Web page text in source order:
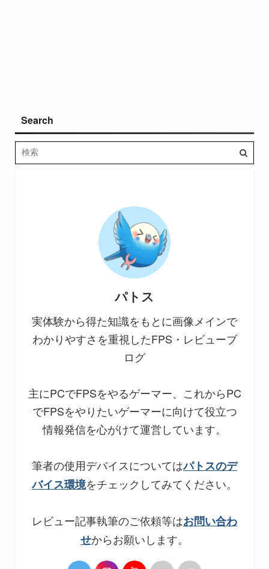
Search
パトス
実体験から得た知識をもとに画像メインで
わかりやすさを重視したFPS・レビューブ
ログ
主にPCでFPSをやるゲーマー、これからPC
でFPSをやりたいゲーマーに向けて役立つ
情報発信を心がけて運営しています。
筆者の使用デバイスについてはパトスのデ
バイス環境をチェックしてみてください。
レビュー記事執筆のご依頼等はお問い合わ
せからお願いします。